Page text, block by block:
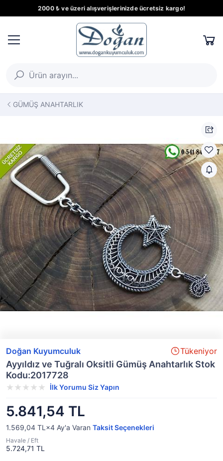
2000 ₺ ve üzeri alışverişlerinizde ücretsiz kargo!
GÜMÜŞ ANAHTARLIK
Doğan Kuyumculuk Tükeniyor
Ayyıldız ve Tuğralı Oksitli Gümüş Anahtarlık Stok
Kodu:2017728
İlk Yorumu Siz Yapın
5.841,54 TL
1.569,04 TL×4 Ay'a Varan Taksit Seçenekleri
Havale / Eft
5.724,71 TL